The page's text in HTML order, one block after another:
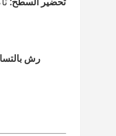
3. رش